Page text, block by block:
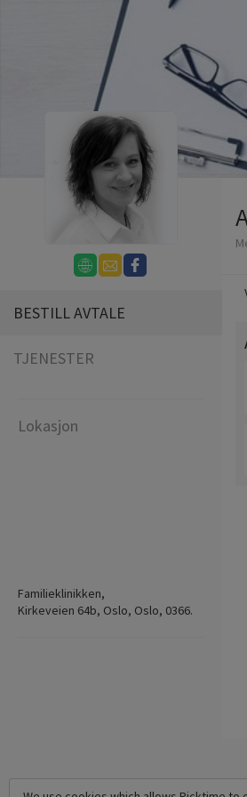
BESTILL AVTALE
TJENESTER
Lokasjon
Familieklinikken,
Kirkeveien 64b, Oslo, Oslo, 0366.